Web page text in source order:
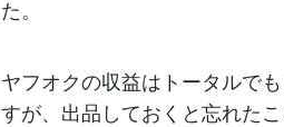
た。
ヤフオクの収益はトータルで
すが、出品しておくと忘れた